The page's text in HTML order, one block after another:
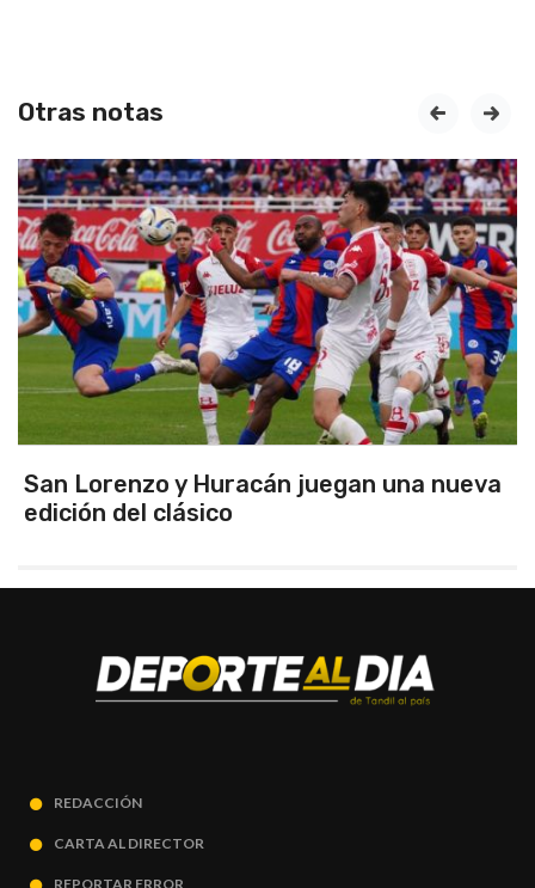
Otras notas
Argentina se quedó con el clásico y se
clasificó finalista del Sudamericano
prev next
REDACCIÓN
CARTA AL DIRECTOR
REPORTAR ERROR